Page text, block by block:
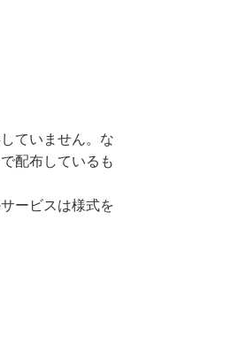
ていません。な
配布しているも
ービスは様式を